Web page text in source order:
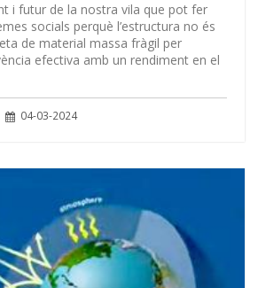
i futur de la nostra vila que pot fer
socials perquè l’estructura no és
de material massa fràgil per
efectiva amb un rendiment en el
04-03-2024